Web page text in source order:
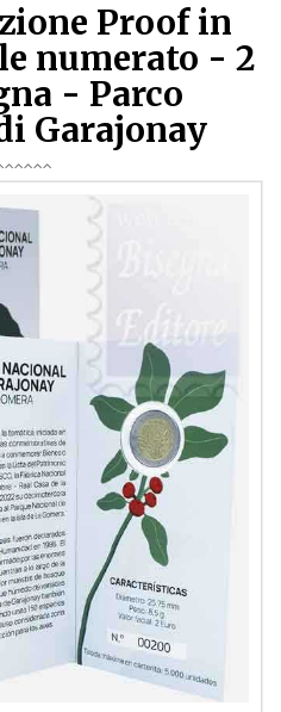
Proof in
numerato - 2
- Parco
Garajonay